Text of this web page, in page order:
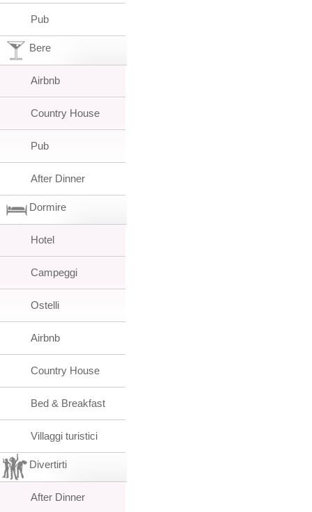
Pub
Bere
Airbnb
Country House
Pub
After Dinner
Dormire
Hotel
Campeggi
Ostelli
Airbnb
Country House
Bed & Breakfast
Villaggi turistici
Divertirti
After Dinner